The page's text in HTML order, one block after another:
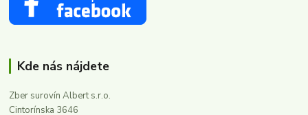
Kde nás nájdete
Zber surovín Albert s.r.o.
Cintorínska 3646